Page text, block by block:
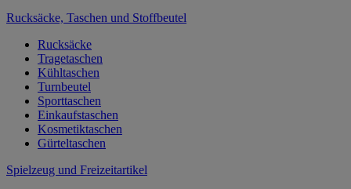
Rucksäcke, Taschen und Stoffbeutel
Rucksäcke
Tragetaschen
Kühltaschen
Turnbeutel
Sporttaschen
Einkaufstaschen
Kosmetiktaschen
Gürteltaschen
Spielzeug und Freizeitartikel